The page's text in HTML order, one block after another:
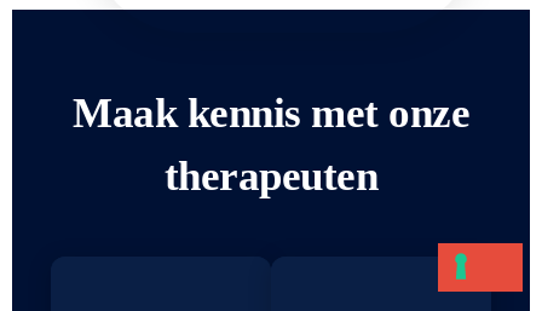
Maak kennis met onze
therapeuten